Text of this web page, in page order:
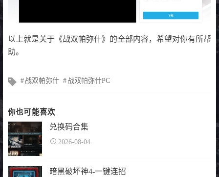
以上就是关于《战双帕弥什》的全部内容，希望对你有所帮
助。
文
签
战双帕弥什 战双帕弥什PC
你也可能喜欢
兑换码合集
2026-08-04
暗黑破坏神4-一键连招